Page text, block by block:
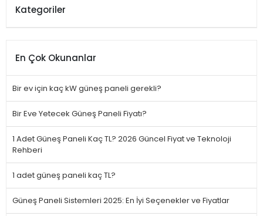
Kategoriler
En Çok Okunanlar
Bir ev için kaç kW güneş paneli gerekli?
Bir Eve Yetecek Güneş Paneli Fiyatı?
1 Adet Güneş Paneli Kaç TL? 2026 Güncel Fiyat ve Teknoloji
Rehberi
1 adet güneş paneli kaç TL?
Güneş Paneli Sistemleri 2025: En İyi Seçenekler ve Fiyatlar